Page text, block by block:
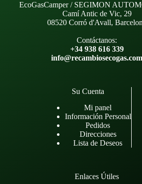
EcoGasCamper / SEGIMON
Camí Antic de Vic, 29
08520 Corró d'Avall,
Contáctanos:
+34 938 616 339
info@recambiosecogas.com
Su Cuenta
Mi panel
Información Personal
Pedidos
Direcciones
Lista de Deseos
Enlaces Útiles